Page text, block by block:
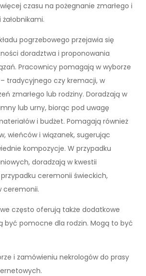
czasu na pożegnanie zmarłego i
pogrzebowego przejawia się
doradztwa i proponowania
Pracownicy pomagają w wyborze
tradycyjnego czy kremacji, w
zmarłego lub rodziny. Doradzają w
lub urny, biorąc pod uwagę
i budżet. Pomagają również
wieńców i wiązanek, sugerując
kompozycje. W przypadku
doradzają w kwestii
ceremonii świeckich,
ceremonii.
często oferują także dodatkowe
być pomocne dla rodzin. Mogą to być
i zamówieniu nekrologów do prasy